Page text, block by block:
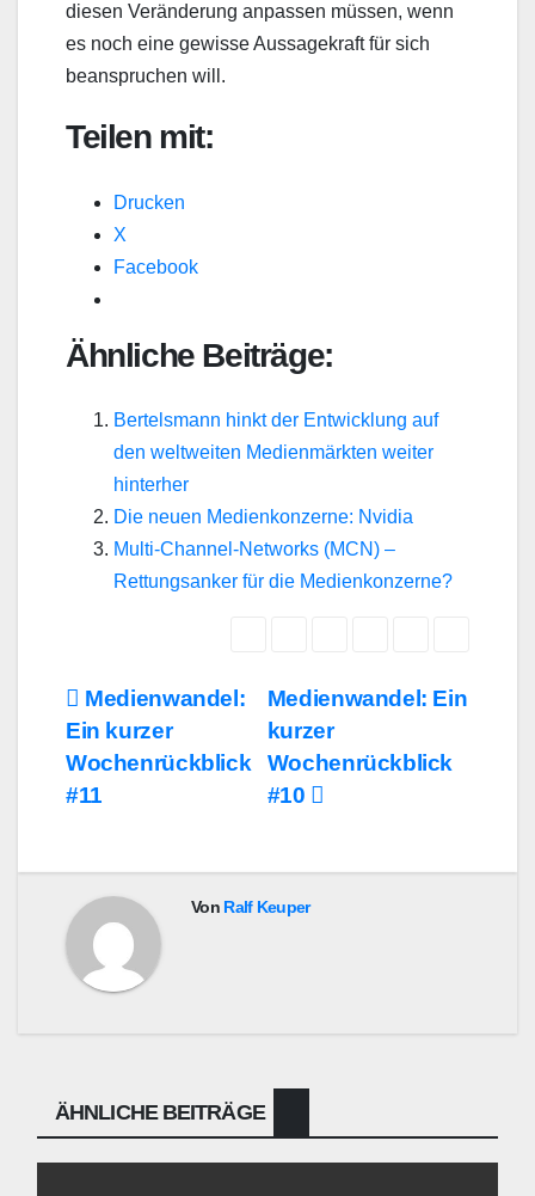
diesen Veränderung anpassen müssen, wenn
es noch eine gewisse Aussagekraft für sich
beanspruchen will.
Teilen mit:
Drucken
X
Facebook
Ähnliche Beiträge:
Bertelsmann hinkt der Entwicklung auf
den weltweiten Medienmärkten weiter
hinterher
Die neuen Medienkonzerne: Nvidia
Multi-Channel-Networks (MCN) –
Rettungsanker für die Medienkonzerne?
Beitragsnavigation
Medienwandel: Ein
kurzer
Wochenrückblick
#10
Medienwandel:
Ein kurzer
Wochenrückblick
#11
Von Ralf Keuper
ÄHNLICHE BEITRÄGE